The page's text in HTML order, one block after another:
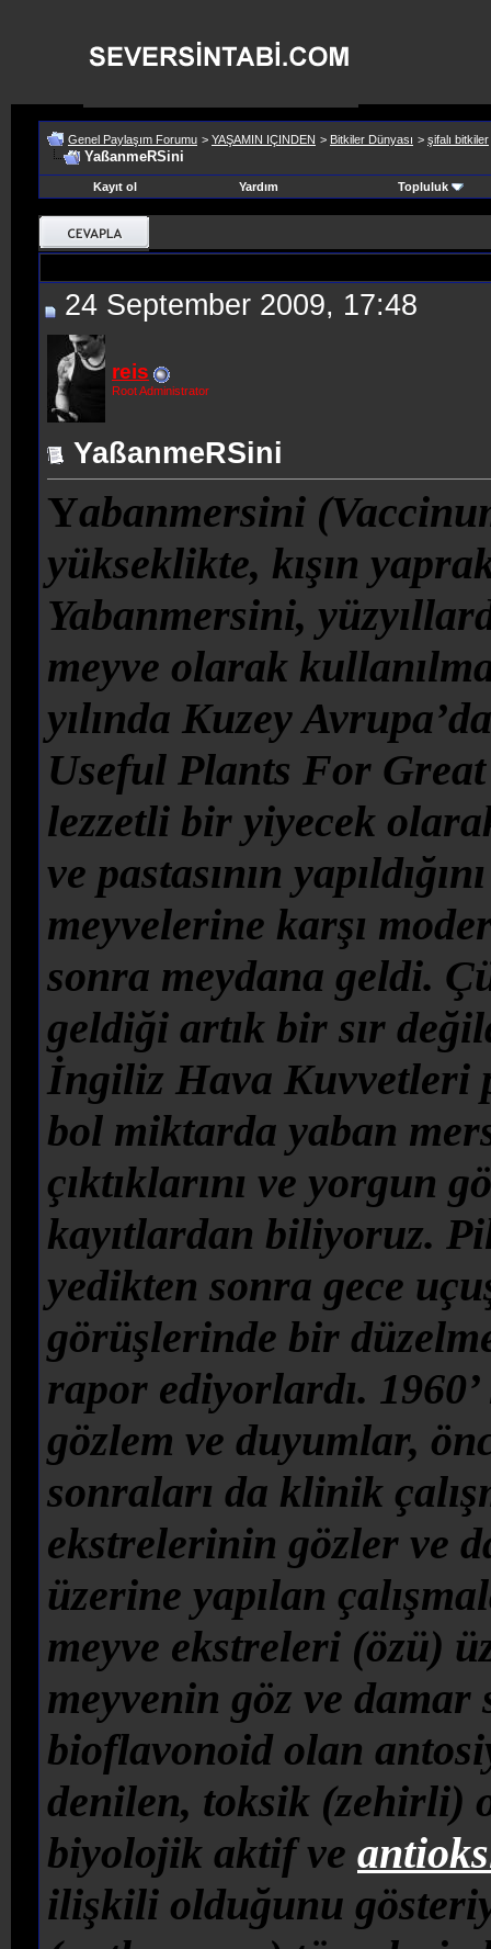
Genel Paylaşım Forumu > YAŞAMIN IÇINDEN > Bitkiler Dünyası > şifalı bitkiler
YaßanmeRSini
Kayıt ol Yardım Topluluk
24 September 2009, 17:48
reis
Root Administrator
YaßanmeRSini
Yabanmersini
yükseklikte, kışın
Yabanmersini,
meyve olarak
yılında Kuzey
Useful Plants For
lezzetli bir yiyecek
ve pastasının
meyvelerine karşı
sonra meydana geldi.
geldiği artık bir sır
İngiliz Hava Kuvvetleri
bol miktarda yaban
çıktıklarını ve yorgun
kayıtlardan biliyoruz.
yedikten sonra gece
görüşlerinde bir
rapor ediyorlardı.
gözlem ve duyumlar,
sonraları da klinik
ekstrelerinin gözler ve
üzerine yapılan
meyve ekstreleri (özü)
meyvenin göz ve
bioflavonoid olan
denilen, toksik (zehirli)
biyolojik aktif ve
ilişkili olduğunu